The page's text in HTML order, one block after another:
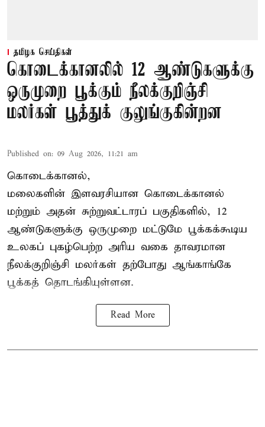
தமிழக செய்திகள்
கொடைக்கானலில் 12 ஆண்டுகளுக்கு
ஒருமுறை பூக்கும் நீலக்குறிஞ்சி
மலர்கள் பூத்துக் குலுங்குகின்றன
Published on: 09 Aug 2026, 11:21 am
கொடைக்கானல்,
மலைகளின் இளவரசியான கொடைக்கானல்
மற்றும் அதன் சுற்றுவட்டாரப் பகுதிகளில், 12
ஆண்டுகளுக்கு ஒருமுறை மட்டுமே பூக்கக்கூடிய
உலகப் புகழ்பெற்ற அரிய வகை தாவரமான
நீலக்குறிஞ்சி மலர்கள் தற்போது ஆங்காங்கே
பூக்கத் தொடங்கியுள்ளன.
Read More